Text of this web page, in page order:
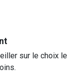
sur le choix le